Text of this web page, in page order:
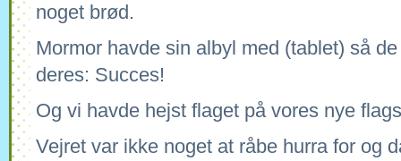
noget brød.
Mormor havde sin albyl med (tablet) så
deres: Succes!
Og vi havde hejst flaget på vores nye
Vejret var ikke noget at råbe hurra for og